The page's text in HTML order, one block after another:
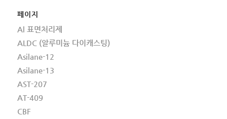
페이지
Al 표면처리제
ALDC (알루미늄 다이캐스팅)
Asilane-12
Asilane-13
AST-207
AT-409
CBF